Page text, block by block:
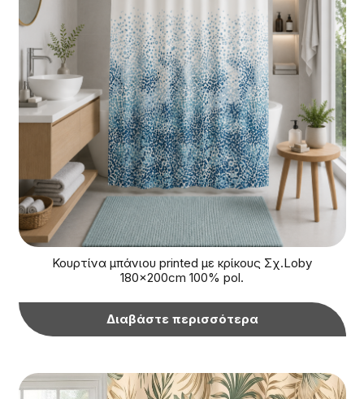
Κουρτίνα μπάνιου printed με κρίκους Σχ.Loby
180x200cm 100% pol.
Διαβάστε περισσότερα